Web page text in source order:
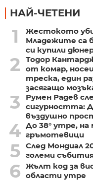
НАЙ-ЧЕТЕНИ
1
Жестокото
Младежите са
си купили
2
Тодор
от комар,
треска, един
засягащо
3
Румен Радев
сигурността:
въздушно
4 До 38° утре,
гръмотевици
5 След Мондиал
големи
6 Жълт код за
области утре